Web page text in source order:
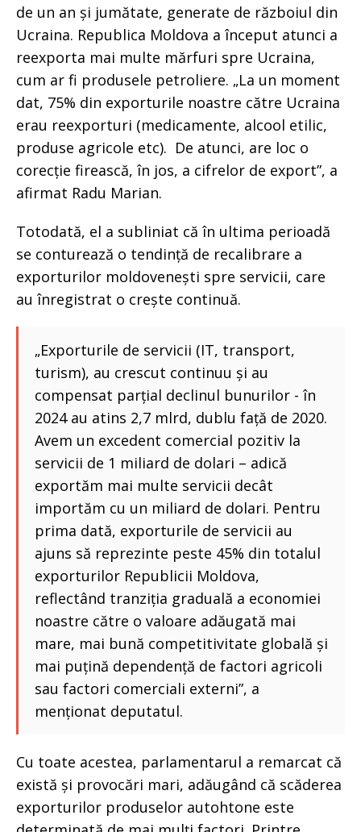
de un an și jumătate, generate de războiul din
Ucraina. Republica Moldova a început atunci a
reexporta mai multe mărfuri spre Ucraina,
cum ar fi produsele petroliere. „La un moment
dat, 75% din exporturile noastre către Ucraina
erau reexporturi (medicamente, alcool etilic,
produse agricole etc). De atunci, are loc o
corecție firească, în jos, a cifrelor de export”, a
afirmat Radu Marian.
Totodată, el a subliniat că în ultima perioadă
se conturează o tendință de recalibrare a
exporturilor moldovenești spre servicii, care
au înregistrat o crește continuă.
„Exporturile de servicii (IT, transport,
turism), au crescut continuu și au
compensat parțial declinul bunurilor - în
2024 au atins 2,7 mlrd, dublu față de 2020.
Avem un excedent comercial pozitiv la
servicii de 1 miliard de dolari – adică
exportăm mai multe servicii decât
importăm cu un miliard de dolari. Pentru
prima dată, exporturile de servicii au
ajuns să reprezinte peste 45% din totalul
exporturilor Republicii Moldova,
reflectând tranziția graduală a economiei
noastre către o valoare adăugată mai
mare, mai bună competitivitate globală și
mai puțină dependență de factori agricoli
sau factori comerciali externi”, a
menționat deputatul.
Cu toate acestea, parlamentarul a remarcat că
există și provocări mari, adăugând că scăderea
exporturilor produselor autohtone este